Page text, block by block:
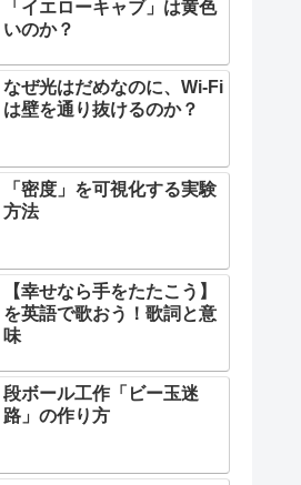
「イエローキャブ」は黄色
いのか？
なぜ光はだめなのに、Wi-Fi
は壁を通り抜けるのか？
「密度」を可視化する実験
方法
【幸せなら手をたたこう】
を英語で歌おう！歌詞と意
味
段ボール工作「ビー玉迷
路」の作り方